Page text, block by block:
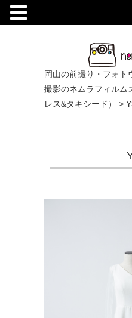
岡山の前撮り・フォト
撮影のネムラフィルム
レス&タキシード）
>